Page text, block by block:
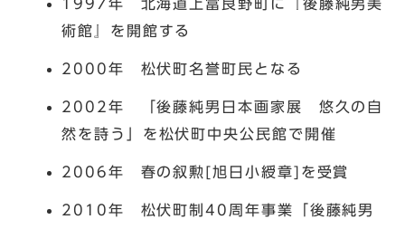
1997年 北海道上富良野町に『後藤純男美
術館』を開館する
2000年 松伏町名誉町民となる
2002年 「後藤純男日本画家展 悠久の自
然を詩う」を松伏町中央公民館で開催
2006年 春の叙勲[旭日小綬章]を受賞
2010年 松伏町制40周年事業「後藤純男